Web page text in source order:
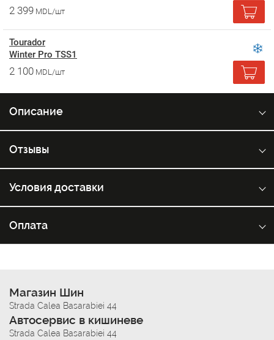
2 399 MDL/шт
Tourador
Winter Pro TSS1
2 100 MDL/шт
Описание
Отзывы
Условия доставки
Оплата
Магазин Шин
Strada Calea Basarabiei 44
Автосервис в кишиневе
Strada Calea Basarabiei 44